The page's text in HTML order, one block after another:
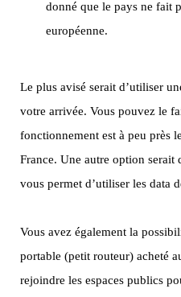
donné que le pays ne fait
européenne.
Le plus avisé serait d’utiliser
votre arrivée. Vous pouvez le
fonctionnement est à peu près
France. Une autre option serait
vous permet d’utiliser les data
Vous avez également la
portable (petit routeur) acheté
rejoindre les espaces publics